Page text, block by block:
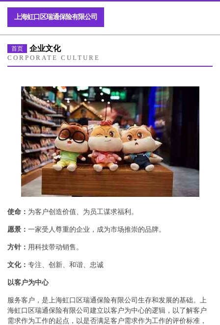
上海虹口区瑞通保险有限公司
首页 企业文化
CORPORATE CULTURE
使命： 为客户创造价值、为员工谋求福利。
愿景： 一家受人尊重的企业，成为市场推崇的品牌。
方针： 用科技带动销售。
文化： 专注、创新、和谐、忠诚
以客户为中心
服务客户，是上海虹口区瑞通保险有限公司生存和发展的基础。上
海虹口区瑞通保险有限公司建立以客户为中心的逻辑，以了解客户
需求作为工作的起点，以是否满足客户需求作为工作的评价标准，